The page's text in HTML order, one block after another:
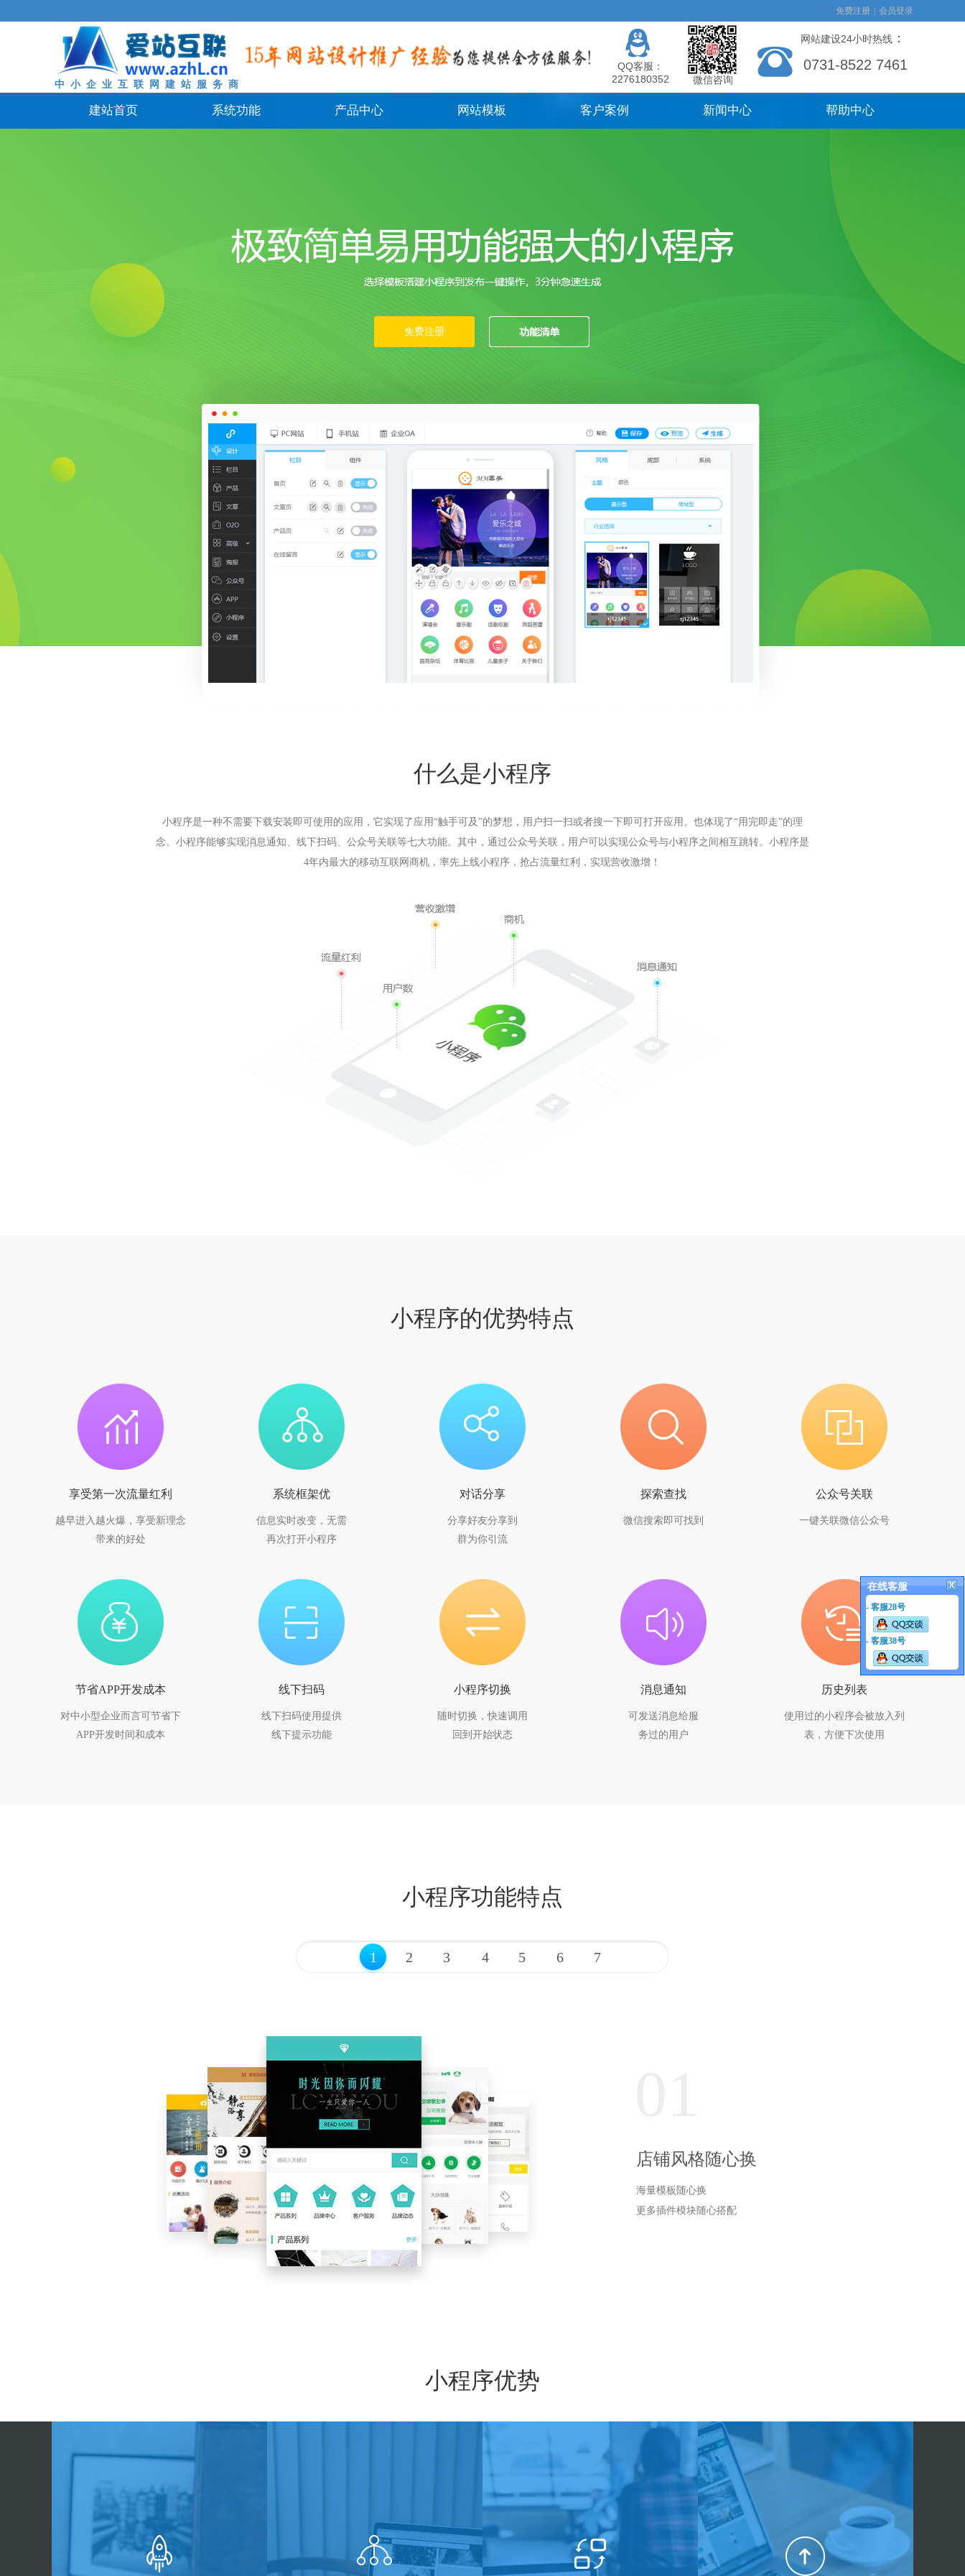
网站建设24小时热线 ：
0731-8522 7461
微信咨询
QQ客服：
2276180352
中 小 企 业 互 联 网 建 站 服 务 商
免费注册 会员登录
建站首页 系统功能 产品中心 网站模板 客户案例 新闻中心 帮助中心
免费注册 功能清单
什么是小程序
小程序是一种不需要下载安装即可使用的应用，它实现了应用“触手可及”的梦想，用户扫一扫或者搜一下即可打开应用。也体现了“用完即走”的理
念。小程序能够实现消息通知、线下扫码、公众号关联等七大功能。其中，通过公众号关联，用户可以实现公众号与小程序之间相互跳转。小程序是
4年内最大的移动互联网商机，率先上线小程序，抢占流量红利，实现营收激增！
享受第一次流量红利
越早进入越火爆，享受新理念
带来的好处
系统框架优
信息实时改变，无需
再次打开小程序
对话分享
分享好友分享到
群为你引流
探索查找
微信搜索即可找到
公众号关联
一键关联微信公众号
节省APP开发成本
对中小型企业而言可节省下
APP开发时间和成本
线下扫码
线下扫码使用提供
线下提示功能
小程序切换
随时切换，快速调用
回到开始状态
消息通知
可发送消息给服
务过的用户
历史列表
使用过的小程序会被放入列
表，方便下次使用
小程序的优势特点
1
店铺风格随心换
海量模板随心换
更多插件模块随心搭配
2 3 4 5 6 7
小程序功能特点
小程序优势
在线客服
- 客服28号
- 客服38号